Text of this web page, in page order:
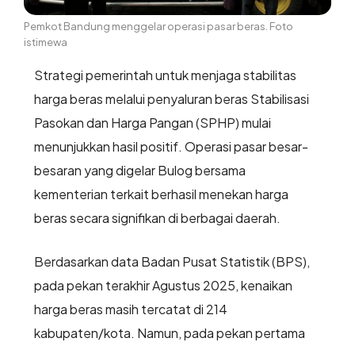
Pemkot Bandung menggelar operasi pasar beras. Foto
istimewa
Strategi pemerintah untuk menjaga stabilitas
harga beras melalui penyaluran beras Stabilisasi
Pasokan dan Harga Pangan (SPHP) mulai
menunjukkan hasil positif. Operasi pasar besar-
besaran yang digelar Bulog bersama
kementerian terkait berhasil menekan harga
beras secara signifikan di berbagai daerah.
Berdasarkan data Badan Pusat Statistik (BPS),
pada pekan terakhir Agustus 2025, kenaikan
harga beras masih tercatat di 214
kabupaten/kota. Namun, pada pekan pertama